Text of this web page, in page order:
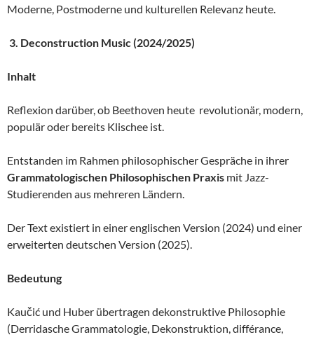
Moderne, Postmoderne und kulturellen Relevanz heute.
3. Deconstruction Music (2024/2025)
Inhalt
Reflexion darüber, ob Beethoven heute revolutionär, modern,
populär oder bereits Klischee ist.
Entstanden im Rahmen philosophischer Gespräche in ihrer
Grammatologischen Philosophischen Praxis mit Jazz-
Studierenden aus mehreren Ländern.
Der Text existiert in einer englischen Version (2024) und einer
erweiterten deutschen Version (2025).
Bedeutung
Kaučić und Huber übertragen dekonstruktive Philosophie
(Derridasche Grammatologie, Dekonstruktion, différance,